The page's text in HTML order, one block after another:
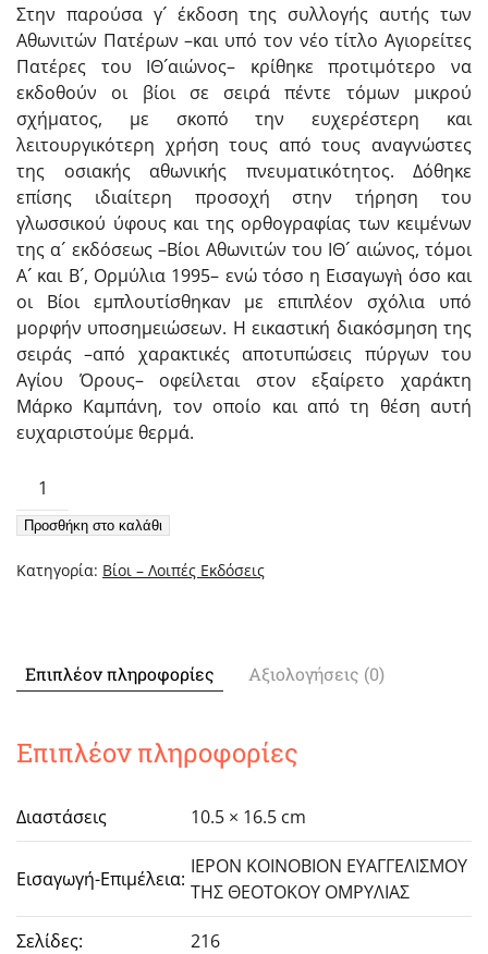
Στην παρούσα γ´ έκδοση της συλλογής αυτής των
Αθωνιτών Πατέρων –και υπό τον νέο τίτλο Αγιορείτες
Πατέρες του ΙΘ´αιώνος– κρίθηκε προτιμότερο να
εκδοθούν οι βίοι σε σειρά πέντε τόμων μικρού
σχήματος, με σκοπό την ευχερέστερη και
λειτουργικότερη χρήση τους από τους αναγνώστες
της οσιακής αθωνικής πνευματικότητος. Δόθηκε
επίσης ιδιαίτερη προσοχή στην τήρηση του
γλωσσικού ύφους και της ορθογραφίας των κειμένων
της α´ εκδόσεως –Βίοι Αθωνιτών του ΙΘ´ αιώνος, τόμοι
Α´ και Β´, Ορμύλια 1995– ενώ τόσο η Εισαγωγὴ όσο και
οι Βίοι εμπλουτίσθηκαν με επιπλέον σχόλια υπό
μορφήν υποσημειώσεων. Η εικαστική διακόσμηση της
σειράς –από χαρακτικές αποτυπώσεις πύργων του
Αγίου Όρους– οφείλεται στον εξαίρετο χαράκτη
Μάρκο Καμπάνη, τον οποίο και από τη θέση αυτή
ευχαριστούμε θερμά.
Αγιορείτες
Πατέρες
του
αιώνος
ποσότητα
Προσθήκη στο καλάθι
Κατηγορία: Βίοι – Λοιπές Εκδόσεις
Επιπλέον πληροφορίες Αξιολογήσεις (0)
Επιπλέον πληροφορίες
Διαστάσεις 10.5 × 16.5 cm
Εισαγωγή-Επιμέλεια:
ΙΕΡΟΝ ΚΟΙΝΟΒΙΟΝ ΕΥΑΓΓΕΛΙΣΜΟΥ
ΤΗΣ ΘΕΟΤΟΚΟΥ ΟΜΡΥΛΙΑΣ
Σελίδες: 216